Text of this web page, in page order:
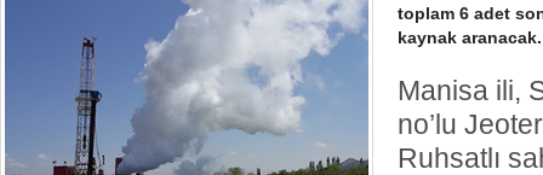
toplam 6 adet
kaynak aranacak.
Manisa ili,
no’lu
Ruhsatlı